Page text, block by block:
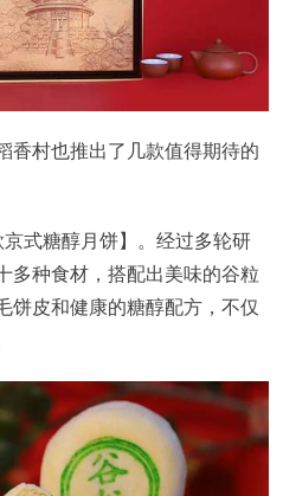
香村也推出了几款值得期待的
式糖醇月饼】。经过多轮研
多种食材，搭配出美味的谷粒
饼皮和健康的糖醇配方，不仅